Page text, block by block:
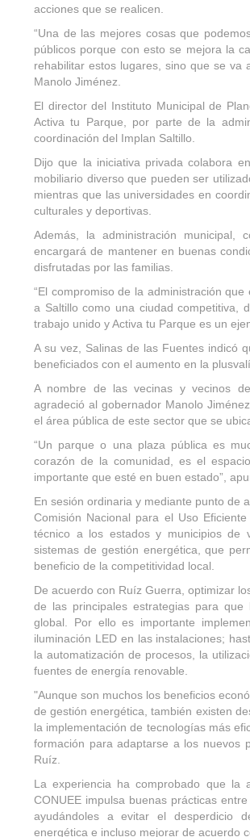
acciones que se realicen.
“Una de las mejores cosas que
públicos porque con esto se mejora la
rehabilitar estos lugares, sino que se va
Manolo Jiménez.
El director del Instituto Municipal de
Activa tu Parque, por parte de la
coordinación del Implan Saltillo.
Dijo que la iniciativa privada colabora
mobiliario diverso que pueden ser
mientras que las universidades en
culturales y deportivas.
Además, la administración
encargará de mantener en buenas
disfrutadas por las familias.
“El compromiso de la administración
a Saltillo como una ciudad competitiva,
trabajo unido y Activa tu Parque es un
A su vez, Salinas de las Fuentes indicó
beneficiados con el aumento en la
A nombre de las vecinas y vecinos
agradeció al gobernador Manolo
el área pública de este sector que se
“Un parque o una plaza pública es
corazón de la comunidad, es el
importante que esté en buen estado”,
En sesión ordinaria y mediante punto de
Comisión Nacional para el Uso
técnico a los estados y municipios de
sistemas de gestión energética, que
beneficio de la competitividad local.
De acuerdo con Ruíz Guerra, optimizar
de las principales estrategias para
global. Por ello es importante
iluminación LED en las instalaciones;
la automatización de procesos, la
fuentes de energía renovable.
"Aunque son muchos los beneficios
de gestión energética, también existen
la implementación de tecnologías más
formación para adaptarse a los nuevos
Ruíz.
La experiencia ha comprobado que la
CONUEE impulsa buenas prácticas
ayudándoles a evitar el desperdicio
energética e incluso mejorar de acuerdo